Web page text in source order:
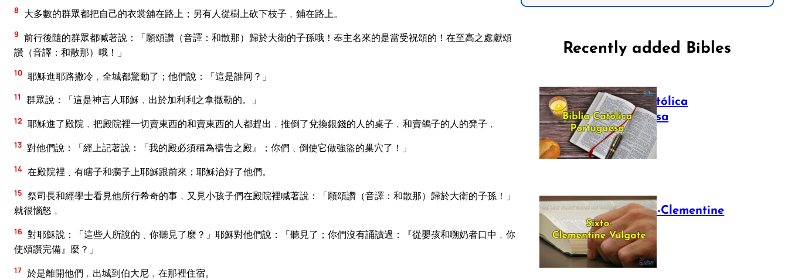
8 大多數的群眾都把自己的衣裳舖在路上；另有人從樹上砍下枝子﹐鋪在路上。
9 前行後隨的群眾都喊著說：「願頌讚（音譯：和散那）歸於大衛的子孫哦！奉主名來的是當受祝頌的！在至高之處獻頌
讚（音譯：和散那）哦！」
10 耶穌進耶路撒冷﹐全城都驚動了；他們說：「這是誰阿？」
11 群眾說：「這是神言人耶穌﹐出於加利利之拿撒勒的。」
12 耶穌進了殿院﹐把殿院裡一切賣東西的和賣東西的人都趕出﹐推倒了兌換銀錢的人的桌子﹐和賣鴿子的人的凳子﹐
13 對他們說：「經上記著說：「我的殿必須稱為禱告之殿』；你們﹑倒使它做強盜的巢穴了！」
14 在殿院裡﹑有瞎子和瘸子上耶穌跟前來；耶穌治好了他們。
15 祭司長和經學士看見他所行希奇的事﹐又見小孩子們在殿院裡喊著說：「願頌讚（音譯：和散那）歸於大衛的子孫！」
就很惱怒﹐
16 對耶穌說：「這些人所說的﹑你聽見了麼？」耶穌對他們說：「聽見了；你們沒有誦讀過：『從嬰孩和嗍奶者口中﹐你
使頌讚完備』麼？」
17 於是離開他們﹐出城到伯大尼﹐在那裡住宿。
Recently added Bibles
Bíblia Católica
Portuguesa
July 16, 2025
The Sixto-Clementine
Vulgate
July 12, 2025